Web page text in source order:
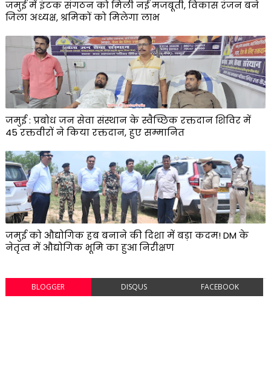
जमुई में इंटक संगठन को मिली नई मजबूती, विकास रंजन बने
जिला अध्यक्ष, श्रमिकों को मिलेगा लाभ
जमुई : प्रबोध जन सेवा संस्थान के स्वैच्छिक रक्तदान शिविर में
45 रक्तवीरों ने किया रक्तदान, हुए सम्मानित
जमुई को औद्योगिक हब बनाने की दिशा में बड़ा कदम! DM के
नेतृत्व में औद्योगिक भूमि का हुआ निरीक्षण
BLOGGER DISQUS FACEBOOK